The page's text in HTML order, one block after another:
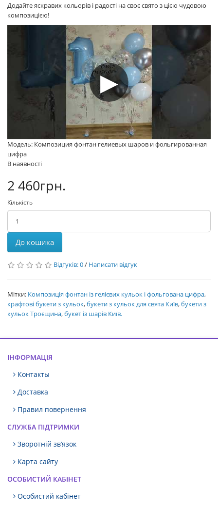
Додайте яскравих кольорів і радості на своє свято з цією чудовою
композицією!
Модель: Композиция фонтан гелиевых шаров и фольгированная
цифра
В наявності
2 460грн.
Кількість
До кошика
Відгуків: 0/ Написати відгук
Мітки: Композиція фонтан із гелієвих кульок і фольгована цифра,
крафтові букети з кульок,букети з кульок для свята Київ,букети з
кульок Троєщина,букет із шарів Київ.
ІНФОРМАЦІЯ
Контакты
Доставка
Правил повернення
СЛУЖБА ПІДТРИМКИ
Зворотній зв’язок
Карта сайту
ОСОБИСТИЙ КАБІНЕТ
Особистий кабінет